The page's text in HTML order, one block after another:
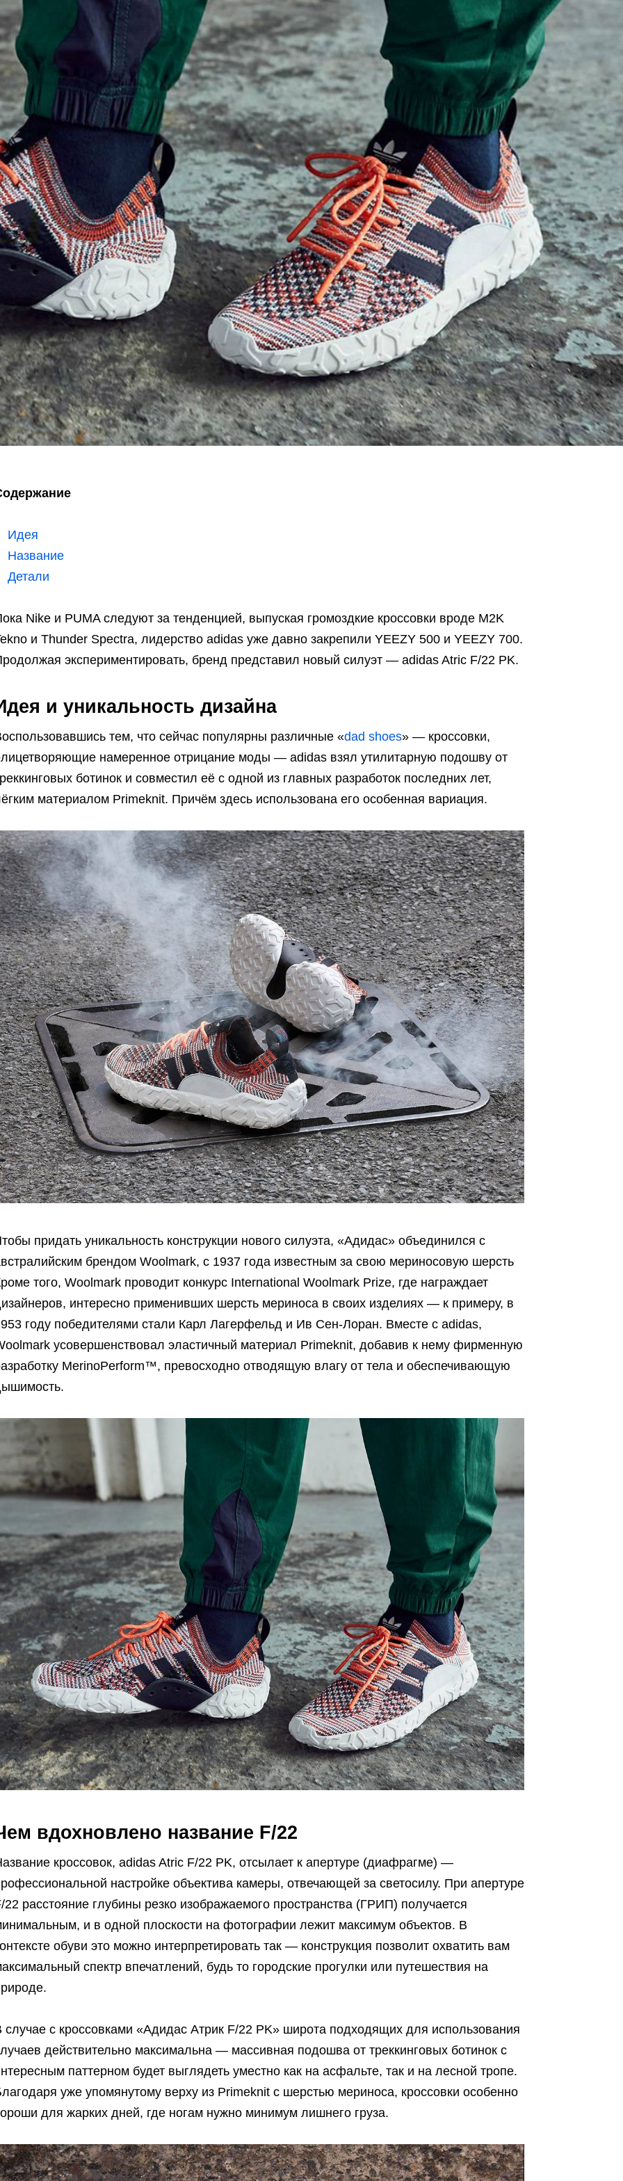
Идея
Название
Детали
Nike и PUMA следуют за тенденцией, выпуская громоздкие кроссовки вроде M2K
и Thunder Spectra, лидерство adidas уже давно закрепили YEEZY 500 и YEEZY 700.
экспериментировать, бренд представил новый силуэт — adidas Atric F/22 PK.
и уникальность дизайна
тем, что сейчас популярны различные «dad shoes» — кроссовки,
намеренное отрицание моды — adidas взял утилитарную подошву от
ботинок и совместил её с одной из главных разработок последних лет,
материалом Primeknit. Причём здесь использована его особенная вариация.
придать уникальность конструкции нового силуэта, «Адидас» объединился с
брендом Woolmark, с 1937 года известным за свою мериносовую шерсть
того, Woolmark проводит конкурс International Woolmark Prize, где награждает
интересно применивших шерсть мериноса в своих изделиях — к примеру, в
году победителями стали Карл Лагерфельд и Ив Сен-Лоран. Вместе с adidas,
усовершенствовал эластичный материал Primeknit, добавив к нему фирменную
MerinoPerform™, превосходно отводящую влагу от тела и обеспечивающую
вдохновлено название F/22
кроссовок, adidas Atric F/22 PK, отсылает к апертуре (диафрагме) —
настройке объектива камеры, отвечающей за светосилу. При апертуре
22 расстояние глубины резко изображаемого пространства (ГРИП) получается
и в одной плоскости на фотографии лежит максимум объектов. В
обуви это можно интерпретировать так — конструкция позволит охватить вам
спектр впечатлений, будь то городские прогулки или путешествия на
случае с кроссовками «Адидас Атрик F/22 PK» широта подходящих для использования
действительно максимальна — массивная подошва от треккинговых ботинок с
паттерном будет выглядеть уместно как на асфальте, так и на лесной тропе.
уже упомянутому верху из Primeknit с шерстью мериноса, кроссовки особенно
для жарких дней, где ногам нужно минимум лишнего груза.